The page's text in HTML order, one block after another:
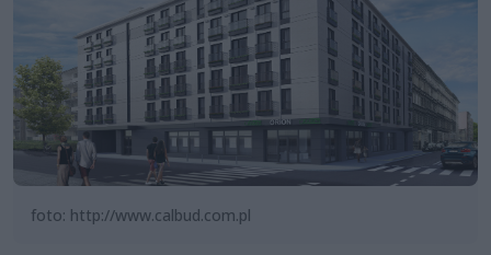
foto: http://www.calbud.com.pl